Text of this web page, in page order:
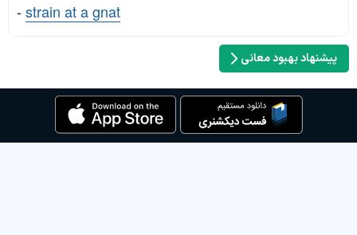
-strain at a gnat
پیشنهاد بهبود معانی